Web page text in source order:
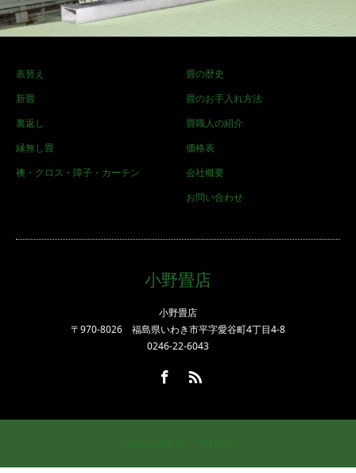
表替え
新畳
裏返し
縁無し畳
襖・クロス・障子・カーテン
畳の歴史
畳のお手入れ方法
畳職人の紹介
価格表
会社概要
お問い合わせ
小野畳店
小野畳店
〒970-8026 福島県いわき市平字愛谷町4丁目4-8
0246-22-6043